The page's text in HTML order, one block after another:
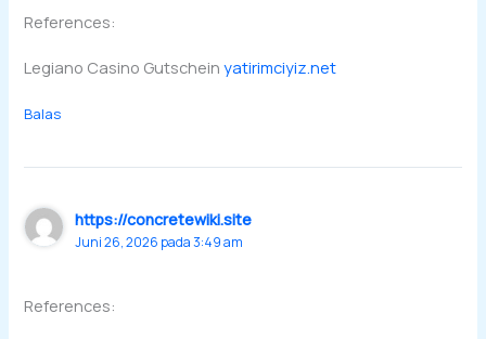
References:
Legiano Casino Gutscheinyatirimciyiz.net
Balas
https://concretewiki.site
Juni 26, 2026 pada 3:49 am
References: